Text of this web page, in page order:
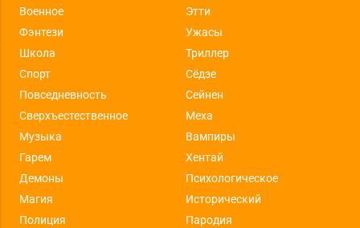
Военное
Этти
Фэнтези
Ужасы
Школа
Триллер
Спорт
Сёдзе
Повседневность
Сейнен
Сверхъестественное
Меха
Музыка
Вампиры
Гарем
Хентай
Демоны
Психологическое
Магия
Исторический
Полиция
Пародия